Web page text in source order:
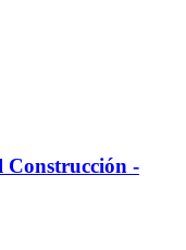
Construcción -